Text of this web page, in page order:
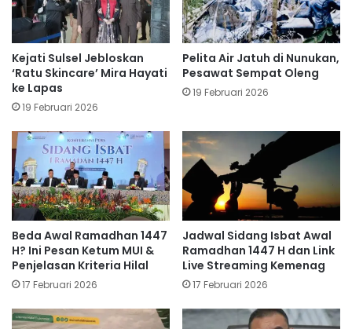
Kejati Sulsel Jebloskan
‘Ratu Skincare’ Mira Hayati
ke Lapas
19 Februari 2026
Pelita Air Jatuh di Nunukan,
Pesawat Sempat Oleng
19 Februari 2026
Beda Awal Ramadhan 1447
H? Ini Pesan Ketum MUI &
Penjelasan Kriteria Hilal
17 Februari 2026
Jadwal Sidang Isbat Awal
Ramadhan 1447 H dan Link
Live Streaming Kemenag
17 Februari 2026